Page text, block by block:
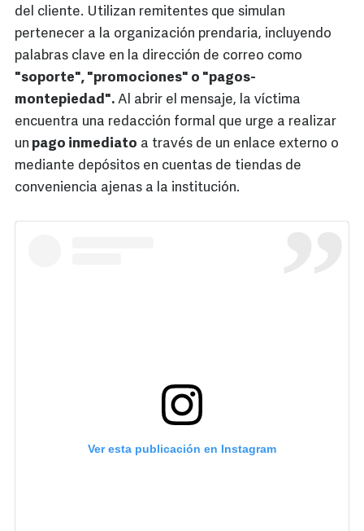
del cliente. Utilizan remitentes que simulan
pertenecer a la organización prendaria, incluyendo
palabras clave en la dirección de correo como
"soporte", "promociones" o "pagos-
montepiedad". Al abrir el mensaje, la víctima
encuentra una redacción formal que urge a realizar
un pago inmediato a través de un enlace externo o
mediante depósitos en cuentas de tiendas de
conveniencia ajenas a la institución.
Ver esta publicación en Instagram